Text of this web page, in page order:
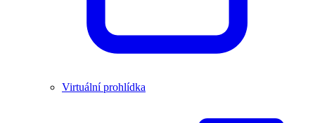
Virtuální prohlídka